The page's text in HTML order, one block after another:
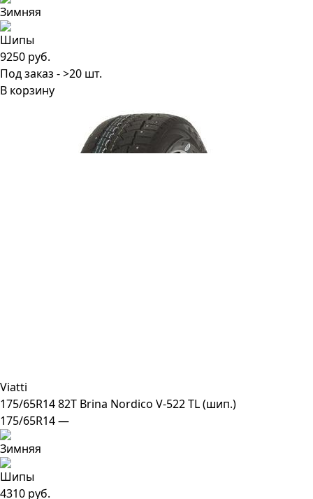
9250 руб.
Под заказ - >20 шт.
В корзину
Viatti
175/65R14 82T Brina Nordico V-522 TL (шип.)
175/65R14 —
4310 руб.